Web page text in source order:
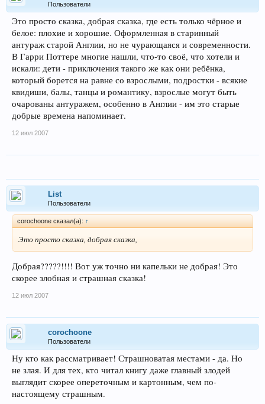
Пользователи
Это просто сказка, добрая сказка, где есть только чёрное и
белое: плохие и хорошие. Оформленная в старинный
антураж старой Англии, но не чурающаяся и современности.
В Гарри Поттере многие нашли, что-то своё, что хотели и
искали: дети - приключения такого же как они ребёнка,
который борется на равне со взрослыми, подростки - всякие
квидиши, балы, танцы и романтику, взрослые могут быть
очарованы антуражем, особенно в Англии - им это старые
добрые времена напоминает.
12 июл 2007
List
Пользователи
corochoone сказал(а): ↑
Это просто сказка, добрая сказка,
Добрая?????!!!! Вот уж точно ни капельки не добрая! Это
скорее злобная и страшная сказка!
12 июл 2007
corochoone
Пользователи
Ну кто как рассматривает! Страшноватая местами - да. Но
не злая. И для тех, кто читал книгу даже главный злодей
выглядит скорее опереточным и картонным, чем по-
настоящему страшным.